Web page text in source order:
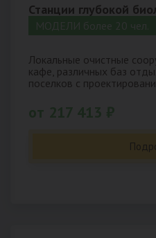
Станции глубокой
Локальные очистные
кафе, различных баз
поселков с